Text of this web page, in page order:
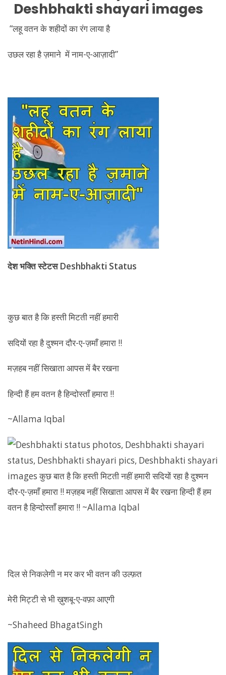
Deshbhaktishayari images
“लहू वतन के शहीदों का रंग लाया है
उछल रहा है ज़माने में नाम-ए-आज़ादी”
देश भक्ति स्टेटस Deshbhakti Status
कुछ बात है कि हस्ती मिटती नहीं हमारी
सदियों रहा है दुश्मन दौर-ए-ज़माँ हमारा !!
मज़हब नहीं सिखाता आपस में बैर रखना
हिन्दी हैं हम वतन है हिन्दोस्ताँ हमारा !!
~Allama Iqbal
दिल से निकलेगी न मर कर भी वतन की उल्फ़त
मेरी मिट्टी से भी ख़ुशबू-ए-वफ़ा आएगी
~Shaheed BhagatSingh